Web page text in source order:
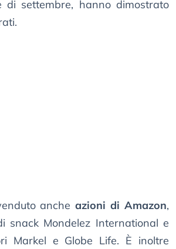
di settembre, hanno dimostrato
ancheazioni di Amazon,
snack Mondelez International e
Markel e Globe Life. È inoltre